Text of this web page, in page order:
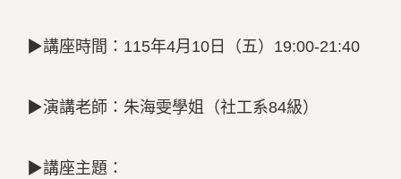
▶講座時間：115年4月10日（五）19:00-21:40
▶演講老師：朱海雯學姐（社工系84級）
▶講座主題：